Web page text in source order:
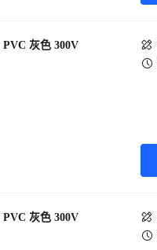
灰色 300V
灰色 300V